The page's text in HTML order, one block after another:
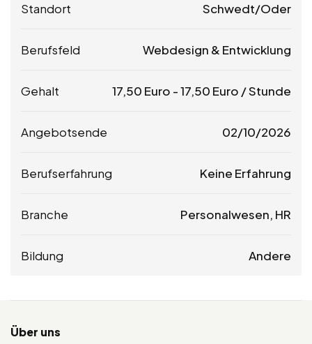
Standort Schwedt/Oder
Berufsfeld Webdesign & Entwicklung
Gehalt 17,50 Euro -17,50 Euro / Stunde
Angebotsende 02/10/2026
Berufserfahrung Keine Erfahrung
Branche Personalwesen, HR
Bildung Andere
Über uns